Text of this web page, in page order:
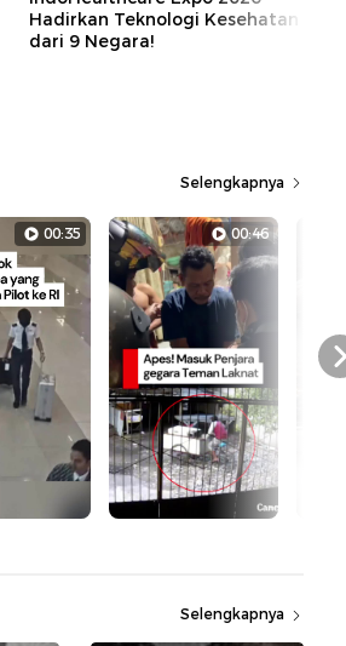
Hadirkan Teknologi Kesehatan
dari 9 Negara!
Selengkapnya
00:35 00:46
Selengkapnya